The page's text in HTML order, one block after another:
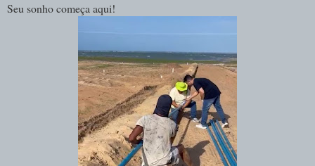
Seu sonho começa aqui!